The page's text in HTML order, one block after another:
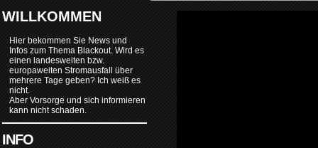
WILLKOMMEN
Hier bekommen Sie News und
Infos zum Thema Blackout. Wird es
einen landesweiten bzw.
europaweiten Stromausfall über
mehrere Tage geben? Ich weiß es
nicht.
Aber Vorsorge und sich informieren
kann nicht schaden.
INFO